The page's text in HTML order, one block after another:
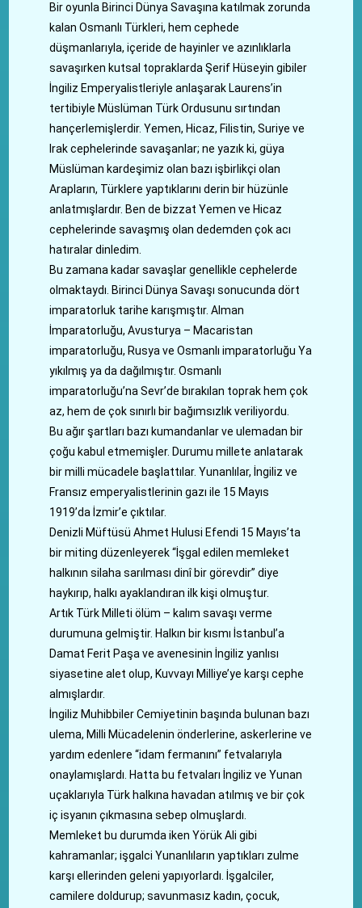
Bir oyunla Birinci Dünya Savaşına katılmak zorunda
kalan Osmanlı Türkleri, hem cephede
düşmanlarıyla, içeride de hayinler ve azınlıklarla
savaşırken kutsal topraklarda Şerif Hüseyin gibiler
İngiliz Emperyalistleriyle anlaşarak Laurens’in
tertibiyle Müslüman Türk Ordusunu sırtından
hançerlemişlerdir. Yemen, Hicaz, Filistin, Suriye ve
Irak cephelerinde savaşanlar; ne yazık ki, güya
Müslüman kardeşimiz olan bazı işbirlikçi olan
Arapların, Türklere yaptıklarını derin bir hüzünle
anlatmışlardır. Ben de bizzat Yemen ve Hicaz
cephelerinde savaşmış olan dedemden çok acı
hatıralar dinledim.
Bu zamana kadar savaşlar genellikle cephelerde
olmaktaydı. Birinci Dünya Savaşı sonucunda dört
imparatorluk tarihe karışmıştır. Alman
İmparatorluğu, Avusturya – Macaristan
imparatorluğu, Rusya ve Osmanlı imparatorluğu Ya
yıkılmış ya da dağılmıştır. Osmanlı
imparatorluğu’na Sevr’de bırakılan toprak hem çok
az, hem de çok sınırlı bir bağımsızlık veriliyordu.
Bu ağır şartları bazı kumandanlar ve ulemadan bir
çoğu kabul etmemişler. Durumu millete anlatarak
bir milli mücadele başlattılar. Yunanlılar, İngiliz ve
Fransız emperyalistlerinin gazı ile 15 Mayıs
1919’da İzmir’e çıktılar.
Denizli Müftüsü Ahmet Hulusi Efendi 15 Mayıs’ta
bir miting düzenleyerek “İşgal edilen memleket
halkının silaha sarılması dinî bir görevdir” diye
haykırıp, halkı ayaklandıran ilk kişi olmuştur.
Artık Türk Milleti ölüm – kalım savaşı verme
durumuna gelmiştir. Halkın bir kısmı İstanbul’a
Damat Ferit Paşa ve avenesinin İngiliz yanlısı
siyasetine alet olup, Kuvvayı Milliye’ye karşı cephe
almışlardır.
İngiliz Muhibbiler Cemiyetinin başında bulunan bazı
ulema, Milli Mücadelenin önderlerine, askerlerine ve
yardım edenlere “idam fermanını” fetvalarıyla
onaylamışlardı. Hatta bu fetvaları İngiliz ve Yunan
uçaklarıyla Türk halkına havadan atılmış ve bir çok
iç isyanın çıkmasına sebep olmuşlardı.
Memleket bu durumda iken Yörük Ali gibi
kahramanlar; işgalci Yunanlıların yaptıkları zulme
karşı ellerinden geleni yapıyorlardı. İşgalciler,
camilere doldurup; savunmasız kadın, çocuk,